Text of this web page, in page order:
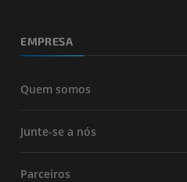
EMPRESA
Quem somos
Junte-se a nós
Parceiros